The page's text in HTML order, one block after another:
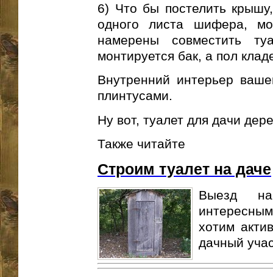
6) Что бы постелить
одного листа шифера,
намерены совместить
монтируется бак, а пол
Внутренний интерьер
плинтусами.
Ну вот, туалет для дачи
Также читайте
Строим туалет на даче
Выезд
хотим
дачный